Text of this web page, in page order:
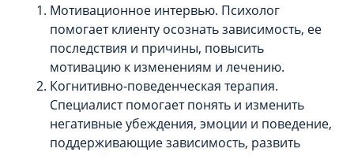
Мотивационное интервью. Психолог
помогает клиенту осознать зависимость, ее
последствия и причины, повысить
мотивацию к изменениям и лечению.
Когнитивно-поведенческая терапия.
Специалист помогает понять и изменить
негативные убеждения, эмоции и поведение,
поддерживающие зависимость, развить